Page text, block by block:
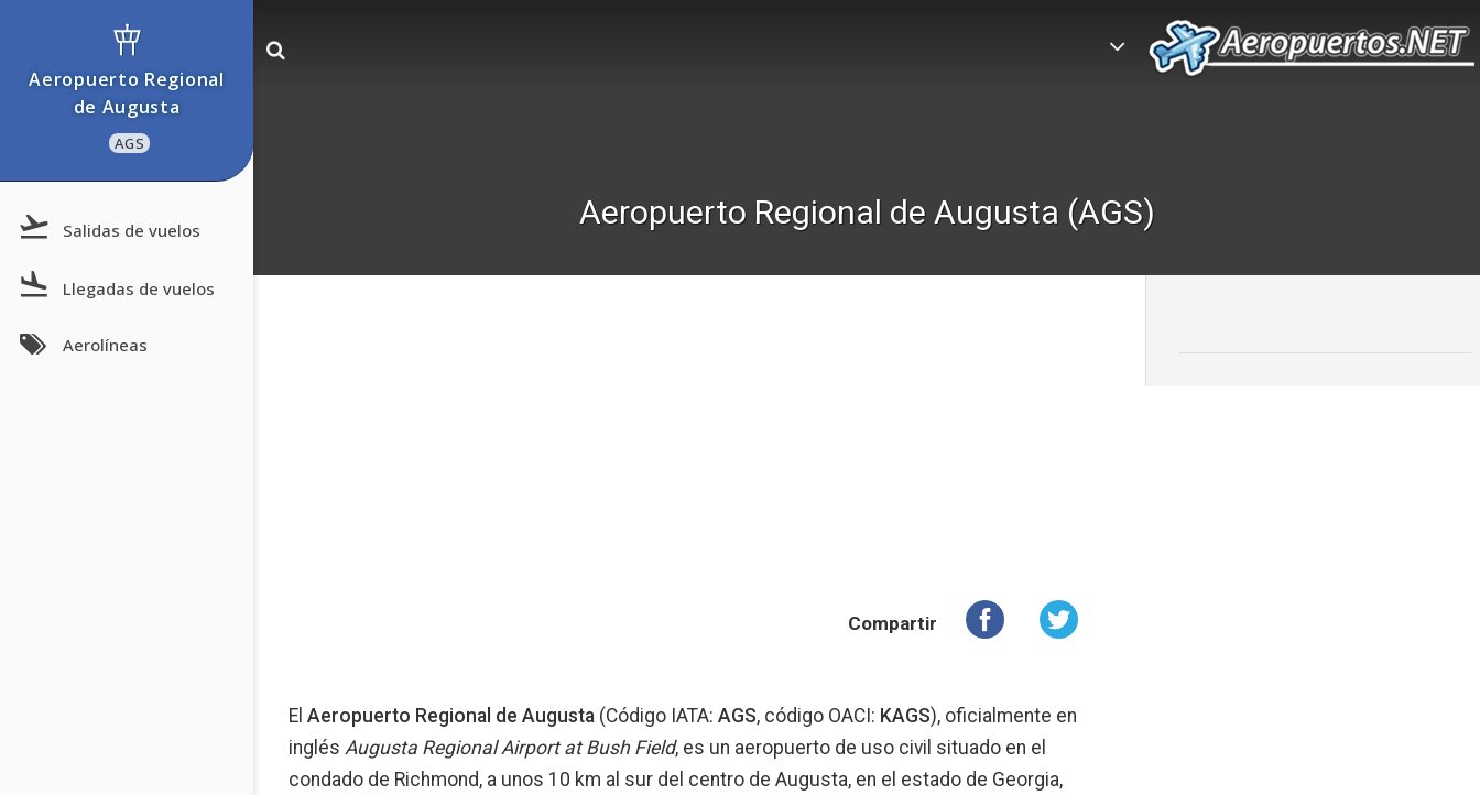
Aeropuerto Regional
de Augusta
AGS
Salidas de vuelos
Llegadas de vuelos
Aerolíneas
Aeropuerto Regional de Augusta (AGS)
Compartir
El Aeropuerto Regional de Augusta (Código IATA: AGS, código OACI: KAGS), oficialmente en
inglés Augusta Regional Airport at Bush Field, es un aeropuerto de uso civil situado en el
condado de Richmond, a unos 10 km al sur del centro de Augusta, en el estado de Georgia,